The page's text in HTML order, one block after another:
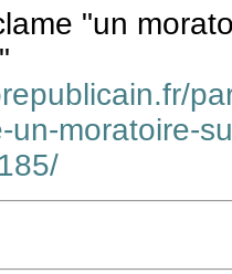
"un
un-moratoire-